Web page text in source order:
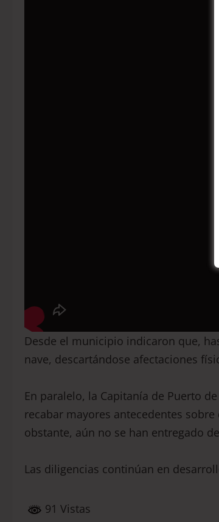
Desde el municipio indicaron que,
nave, descartándose afectaciones
En paralelo, la Capitanía de Puerto
recabar mayores antecedentes
obstante, aún no se han entregado
Las diligencias continúan en
91 Vistas